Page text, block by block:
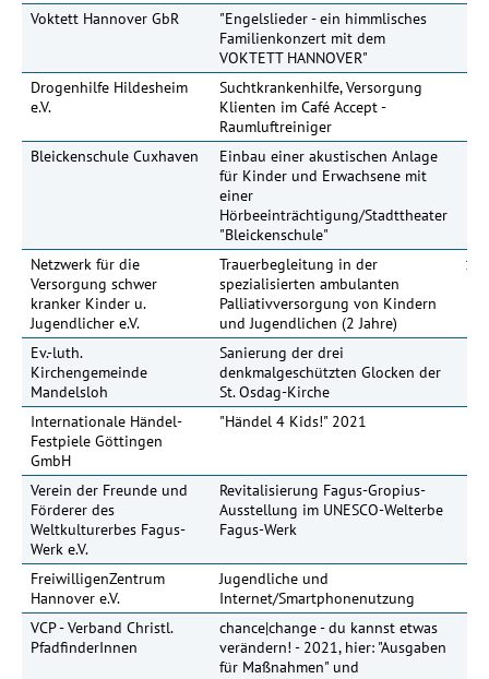
Voktett Hannover GbR
"Engelslieder - ein himmlisches
Familienkonzert mit dem
VOKTETT HANNOVER"
Drogenhilfe Hildesheim
e.V.
Suchtkrankenhilfe, Versorgung
Klienten im Café Accept -
Raumluftreiniger
Bleickenschule Cuxhaven
Einbau einer akustischen Anlage
für Kinder und Erwachsene mit
einer
Hörbeeinträchtigung/Stadttheater
"Bleickenschule"
Netzwerk für die
Versorgung schwer
kranker Kinder u.
Jugendlicher e.V.
Trauerbegleitung in der
spezialisierten ambulanten
Palliativversorgung von Kindern
und Jugendlichen (2 Jahre)
Ev.-luth.
Kirchengemeinde
Mandelsloh
Sanierung der drei
denkmalgeschützten Glocken der
St. Osdag-Kirche
Internationale Händel-
Festpiele Göttingen
GmbH
"Händel 4 Kids!" 2021
Verein der Freunde und
Förderer des
Weltkulturerbes Fagus-
Werk e.V.
Revitalisierung Fagus-Gropius-
Ausstellung im UNESCO-Welterbe
Fagus-Werk
FreiwilligenZentrum
Hannover e.V.
Jugendliche und
Internet/Smartphonenutzung
VCP - Verband Christl.
PfadfinderInnen
chance|change - du kannst etwas
verändern! - 2021, hier: "Ausgaben
für Maßnahmen" und